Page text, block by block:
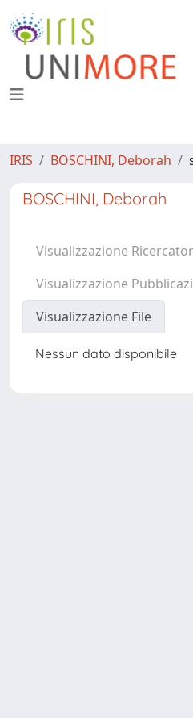
IRIS BOSCHINI, Deborah
BOSCHINI, Deborah
Visualizzazione
Visualizzazione
Visualizzazione File
Nessun dato disponibile